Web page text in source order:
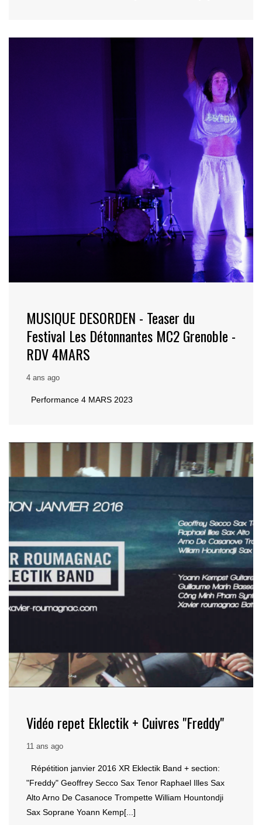
MUSIQUE DESORDEN - Teaser du
Festival Les Détonnantes MC2 Grenoble -
RDV 4MARS
4 ans ago
Performance 4 MARS 2023
Vidéo repet Eklectik + Cuivres "Freddy"
11 ans ago
Répétition janvier 2016 XR Eklectik Band + section:
"Freddy" Geoffrey Secco Sax Tenor Raphael Illes Sax
Alto Arno De Casanoce Trompette William Hountondji
Sax Soprane Yoann Kemp[...]